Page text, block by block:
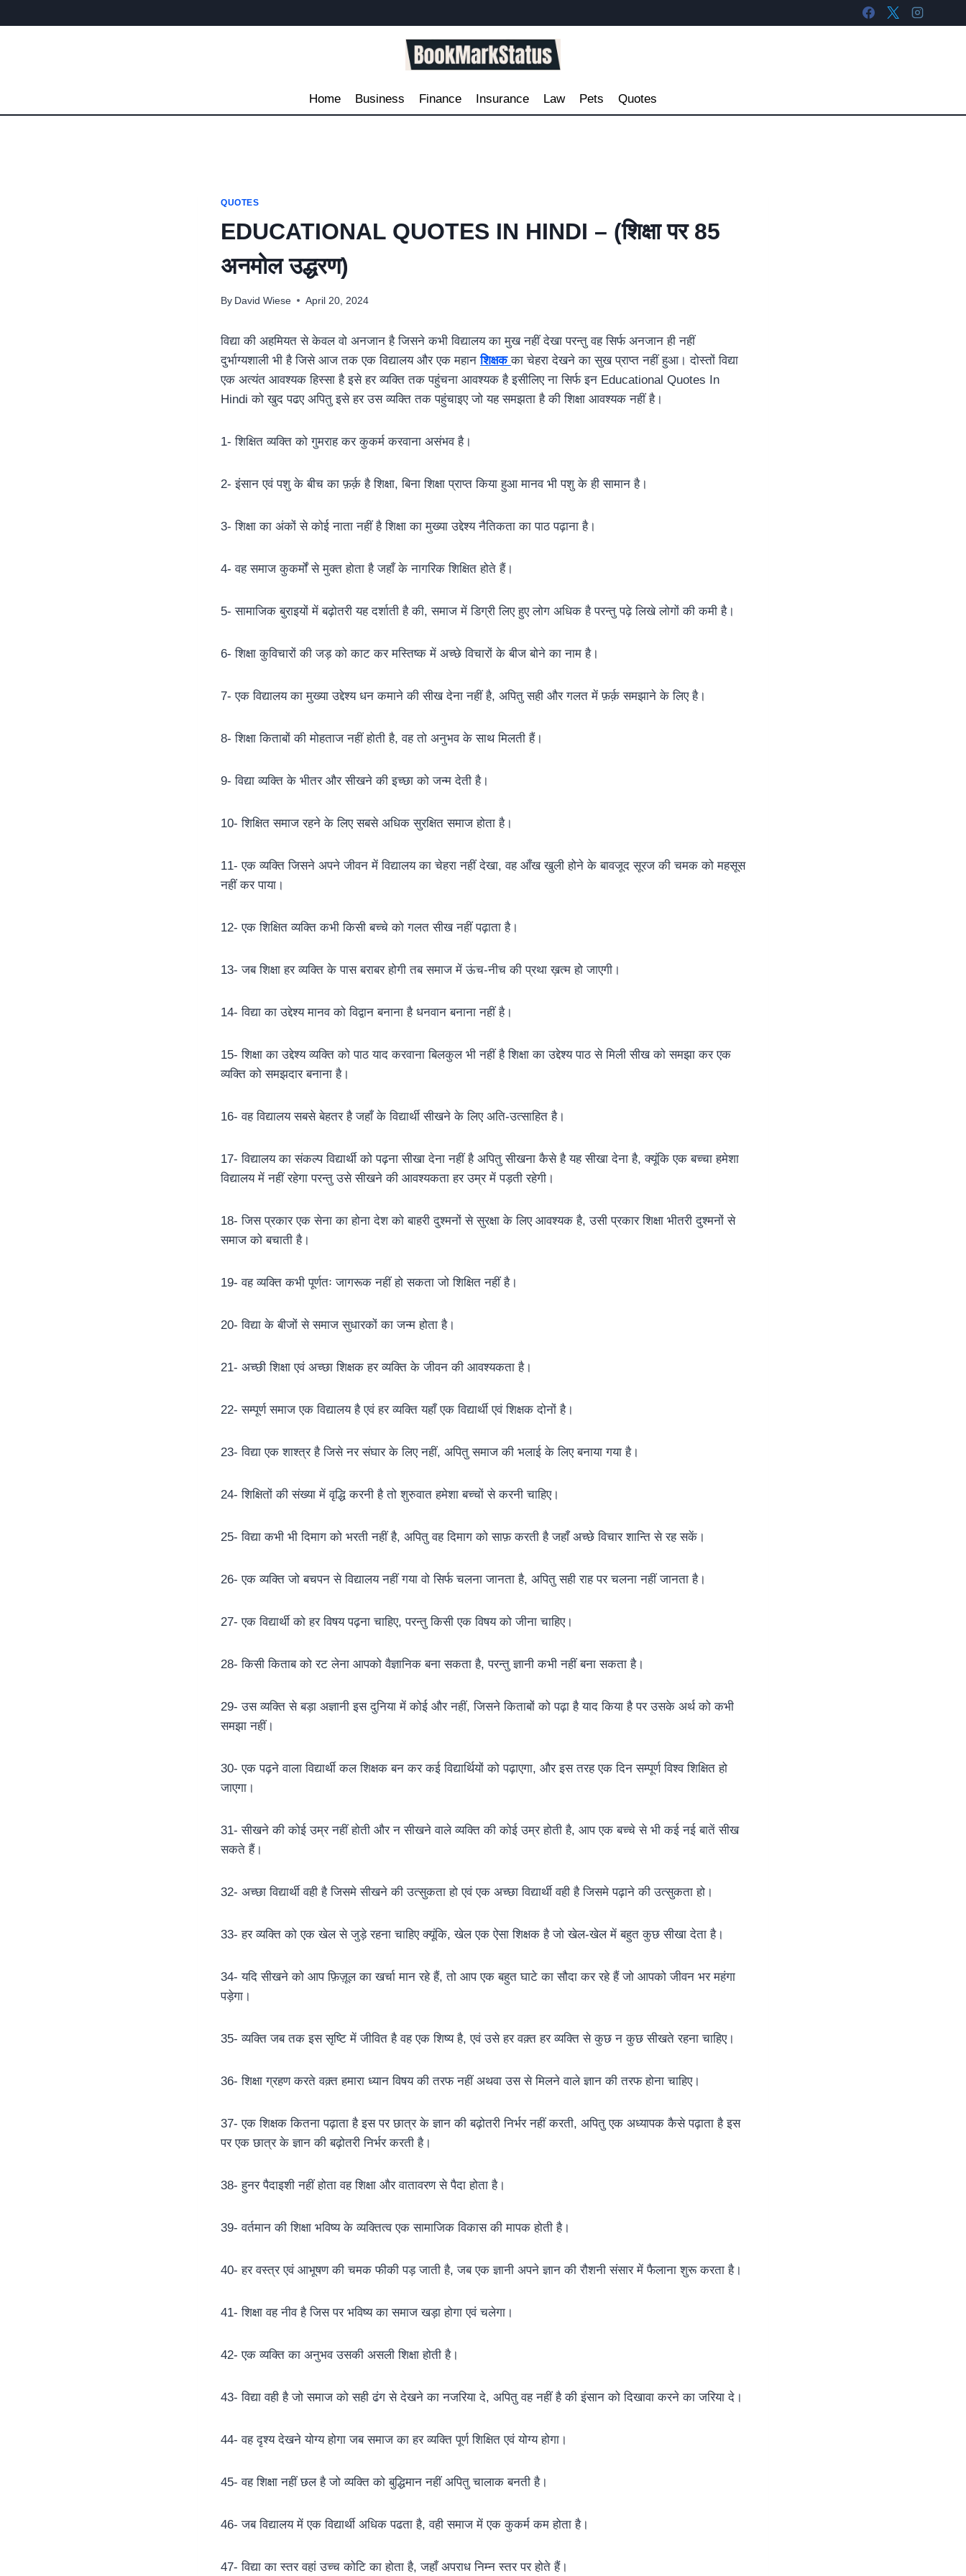
to
Home Business Finance Insurance Law Pets Quotes
QUOTES
EDUCATIONAL QUOTES IN HINDI – (शिक्षा पर 85
अनमोल उद्धरण)
By David Wiese April 20, 2024
विद्या की अहमियत से केवल वो अनजान है जिसने कभी विद्यालय का मुख नहीं देखा परन्तु वह सिर्फ अनजान ही नहीं
दुर्भाग्यशाली भी है जिसे आज तक एक विद्यालय और एक महानशिक्षकका चेहरा देखने का सुख प्राप्त नहीं हुआ। दोस्तों विद्या
एक अत्यंत आवश्यक हिस्सा है इसे हर व्यक्ति तक पहुंचना आवश्यक है इसीलिए ना सिर्फ इन Educational Quotes In
Hindi को खुद पढए अपितु इसे हर उस व्यक्ति तक पहुंचाइए जो यह समझता है की शिक्षा आवश्यक नहीं है।
1- शिक्षित व्यक्ति को गुमराह कर कुकर्म करवाना असंभव है।
2- इंसान एवं पशु के बीच का फ़र्क़ है शिक्षा, बिना शिक्षा प्राप्त किया हुआ मानव भी पशु के ही सामान है।
3- शिक्षा का अंकों से कोई नाता नहीं है शिक्षा का मुख्या उद्देश्य नैतिकता का पाठ पढ़ाना है।
4- वह समाज कुकर्मों से मुक्त होता है जहाँ के नागरिक शिक्षित होते हैं।
5- सामाजिक बुराइयों में बढ़ोतरी यह दर्शाती है की, समाज में डिग्री लिए हुए लोग अधिक है परन्तु पढ़े लिखे लोगों की कमी है।
6- शिक्षा कुविचारों की जड़ को काट कर मस्तिष्क में अच्छे विचारों के बीज बोने का नाम है।
7- एक विद्यालय का मुख्या उद्देश्य धन कमाने की सीख देना नहीं है, अपितु सही और गलत में फ़र्क़ समझाने के लिए है।
8- शिक्षा किताबों की मोहताज नहीं होती है, वह तो अनुभव के साथ मिलती हैं।
9- विद्या व्यक्ति के भीतर और सीखने की इच्छा को जन्म देती है।
10- शिक्षित समाज रहने के लिए सबसे अधिक सुरक्षित समाज होता है।
11- एक व्यक्ति जिसने अपने जीवन में विद्यालय का चेहरा नहीं देखा, वह आँख खुली होने के बावजूद सूरज की चमक को महसूस
नहीं कर पाया।
12- एक शिक्षित व्यक्ति कभी किसी बच्चे को गलत सीख नहीं पढ़ाता है।
13- जब शिक्षा हर व्यक्ति के पास बराबर होगी तब समाज में ऊंच-नीच की प्रथा ख़त्म हो जाएगी।
14- विद्या का उद्देश्य मानव को विद्वान बनाना है धनवान बनाना नहीं है।
15- शिक्षा का उद्देश्य व्यक्ति को पाठ याद करवाना बिलकुल भी नहीं है शिक्षा का उद्देश्य पाठ से मिली सीख को समझा कर एक
व्यक्ति को समझदार बनाना है।
16- वह विद्यालय सबसे बेहतर है जहाँ के विद्यार्थी सीखने के लिए अति-उत्साहित है।
17- विद्यालय का संकल्प विद्यार्थी को पढ़ना सीखा देना नहीं है अपितु सीखना कैसे है यह सीखा देना है, क्यूंकि एक बच्चा हमेशा
विद्यालय में नहीं रहेगा परन्तु उसे सीखने की आवश्यकता हर उम्र में पड़ती रहेगी।
18- जिस प्रकार एक सेना का होना देश को बाहरी दुश्मनों से सुरक्षा के लिए आवश्यक है, उसी प्रकार शिक्षा भीतरी दुश्मनों से
समाज को बचाती है।
19- वह व्यक्ति कभी पूर्णतः जागरूक नहीं हो सकता जो शिक्षित नहीं है।
20- विद्या के बीजों से समाज सुधारकों का जन्म होता है।
21- अच्छी शिक्षा एवं अच्छा शिक्षक हर व्यक्ति के जीवन की आवश्यकता है।
22- सम्पूर्ण समाज एक विद्यालय है एवं हर व्यक्ति यहाँ एक विद्यार्थी एवं शिक्षक दोनों है।
23- विद्या एक शाश्त्र है जिसे नर संघार के लिए नहीं, अपितु समाज की भलाई के लिए बनाया गया है।
24- शिक्षितों की संख्या में वृद्धि करनी है तो शुरुवात हमेशा बच्चों से करनी चाहिए।
25- विद्या कभी भी दिमाग को भरती नहीं है, अपितु वह दिमाग को साफ़ करती है जहाँ अच्छे विचार शान्ति से रह सकें।
26- एक व्यक्ति जो बचपन से विद्यालय नहीं गया वो सिर्फ चलना जानता है, अपितु सही राह पर चलना नहीं जानता है।
27- एक विद्यार्थी को हर विषय पढ़ना चाहिए, परन्तु किसी एक विषय को जीना चाहिए।
28- किसी किताब को रट लेना आपको वैज्ञानिक बना सकता है, परन्तु ज्ञानी कभी नहीं बना सकता है।
29- उस व्यक्ति से बड़ा अज्ञानी इस दुनिया में कोई और नहीं, जिसने किताबों को पढ़ा है याद किया है पर उसके अर्थ को कभी
समझा नहीं।
30- एक पढ़ने वाला विद्यार्थी कल शिक्षक बन कर कई विद्यार्थियों को पढ़ाएगा, और इस तरह एक दिन सम्पूर्ण विश्व शिक्षित हो
जाएगा।
31- सीखने की कोई उम्र नहीं होती और न सीखने वाले व्यक्ति की कोई उम्र होती है, आप एक बच्चे से भी कई नई बातें सीख
सकते हैं।
32- अच्छा विद्यार्थी वही है जिसमे सीखने की उत्सुकता हो एवं एक अच्छा विद्यार्थी वही है जिसमे पढ़ाने की उत्सुकता हो।
33- हर व्यक्ति को एक खेल से जुड़े रहना चाहिए क्यूंकि, खेल एक ऐसा शिक्षक है जो खेल-खेल में बहुत कुछ सीखा देता है।
34- यदि सीखने को आप फ़िज़ूल का खर्चा मान रहे हैं, तो आप एक बहुत घाटे का सौदा कर रहे हैं जो आपको जीवन भर महंगा
पड़ेगा।
35- व्यक्ति जब तक इस सृष्टि में जीवित है वह एक शिष्य है, एवं उसे हर वक़्त हर व्यक्ति से कुछ न कुछ सीखते रहना चाहिए।
36- शिक्षा ग्रहण करते वक़्त हमारा ध्यान विषय की तरफ नहीं अथवा उस से मिलने वाले ज्ञान की तरफ होना चाहिए।
37- एक शिक्षक कितना पढ़ाता है इस पर छात्र के ज्ञान की बढ़ोतरी निर्भर नहीं करती, अपितु एक अध्यापक कैसे पढ़ाता है इस
पर एक छात्र के ज्ञान की बढ़ोतरी निर्भर करती है।
38- हुनर पैदाइशी नहीं होता वह शिक्षा और वातावरण से पैदा होता है।
39- वर्तमान की शिक्षा भविष्य के व्यक्तित्व एक सामाजिक विकास की मापक होती है।
40- हर वस्त्र एवं आभूषण की चमक फीकी पड़ जाती है, जब एक ज्ञानी अपने ज्ञान की रौशनी संसार में फैलाना शुरू करता है।
41- शिक्षा वह नीव है जिस पर भविष्य का समाज खड़ा होगा एवं चलेगा।
42- एक व्यक्ति का अनुभव उसकी असली शिक्षा होती है।
43- विद्या वही है जो समाज को सही ढंग से देखने का नजरिया दे, अपितु वह नहीं है की इंसान को दिखावा करने का जरिया दे।
44- वह दृश्य देखने योग्य होगा जब समाज का हर व्यक्ति पूर्ण शिक्षित एवं योग्य होगा।
45- वह शिक्षा नहीं छल है जो व्यक्ति को बुद्धिमान नहीं अपितु चालाक बनती है।
46- जब विद्यालय में एक विद्यार्थी अधिक पढता है, वही समाज में एक कुकर्म कम होता है।
47- विद्या का स्तर वहां उच्च कोटि का होता है, जहाँ अपराध निम्न स्तर पर होते हैं।